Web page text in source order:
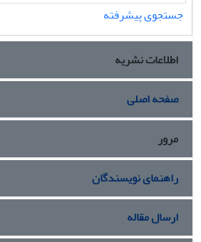
جستجوی پیشرفته
اطلاعات نشریه
صفحه اصلی
مرور
راهنمای نویسندگان
ارسال مقاله